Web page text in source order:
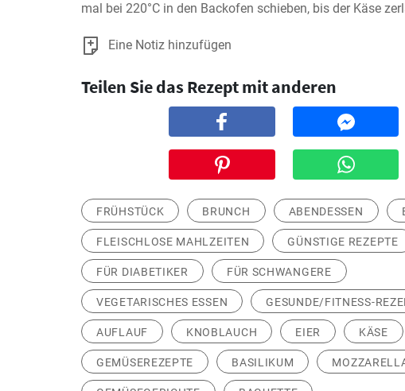
mal bei 220°C in den Backofen schieben, bis der Käse
Eine Notiz hinzufügen
Teilen Sie das Rezept mit anderen
FRÜHSTÜCK BRUNCH ABENDESSEN
FLEISCHLOSE MAHLZEITEN GÜNSTIGE REZEPTE
FÜR DIABETIKER FÜR SCHWANGERE
VEGETARISCHES ESSEN GESUNDE/FITNESS-
AUFLAUF KNOBLAUCH EIER KÄSE
GEMÜSEREZEPTE BASILIKUM